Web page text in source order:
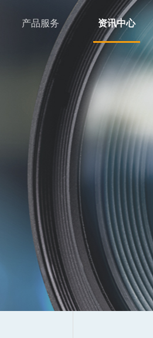
资讯中心
产品服务